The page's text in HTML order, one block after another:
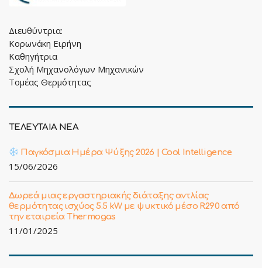
Διευθύντρια:
Κορωνάκη Ειρήνη
Καθηγήτρια
Σχολή Μηχανολόγων Μηχανικών
Τομέας Θερμότητας
ΤΕΛΕΥΤΑΙΑ ΝΕΑ
Παγκόσμια Ημέρα Ψύξης 2026 | Cool Intelligence
15/06/2026
Δωρεά μιας εργαστηριακής διάταξης αντλίας
θερμότητας ισχύος 5.5 kW με ψυκτικό μέσο R290 από
την εταιρεία Thermogas
11/01/2025